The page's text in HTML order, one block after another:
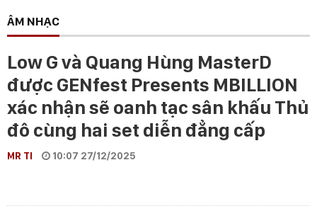
ÂM NHẠC
Low G và Quang Hùng MasterD
được GENfest Presents MBILLION
xác nhận sẽ oanh tạc sân khấu Thủ
đô cùng hai set diễn đẳng cấp
MR TI 10:07 27/12/2025